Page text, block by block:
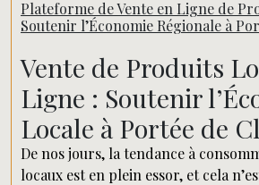
Plateforme de Vente en Ligne de
Soutenir l’Économie Régionale à
Vente de Produits
Ligne : Soutenir
Locale à Portée de
De nos jours, la tendance à
locaux est en plein essor, et cela